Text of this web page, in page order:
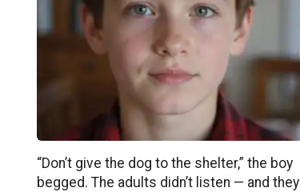
“Don’t give the dog to the shelter,” the boy
begged. The adults didn’t listen — and they